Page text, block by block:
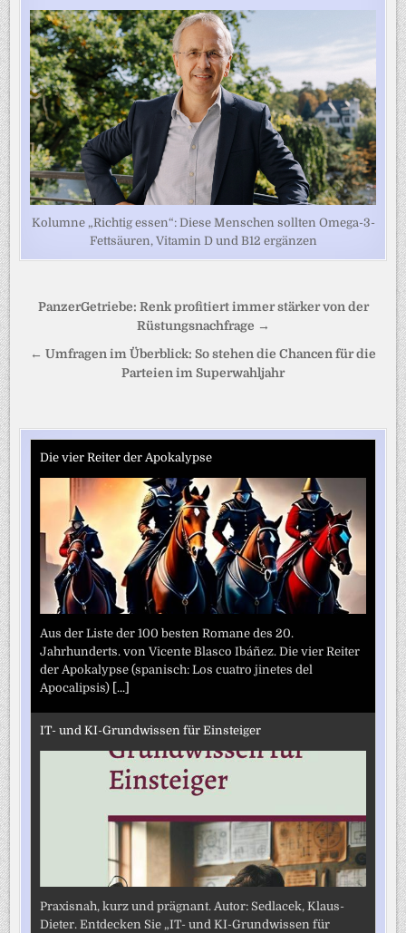
Kolumne „Richtig essen“: Diese Menschen sollten Omega-3-
Fettsäuren, Vitamin D und B12 ergänzen
Beitragsnavigation
PanzerGetriebe: Renk profitiert immer stärker von der
Rüstungsnachfrage →
← Umfragen im Überblick: So stehen die Chancen für die
Parteien im Superwahljahr
Die vier Reiter der Apokalypse
Aus der Liste der 100 besten Romane des 20.
Jahrhunderts. von Vicente Blasco Ibáñez. Die vier Reiter
der Apokalypse (spanisch: Los cuatro jinetes del
Apocalipsis) [...]
IT- und KI-Grundwissen für Einsteiger
Praxisnah, kurz und prägnant. Autor: Sedlacek, Klaus-
Dieter. Entdecken Sie „IT- und KI-Grundwissen für